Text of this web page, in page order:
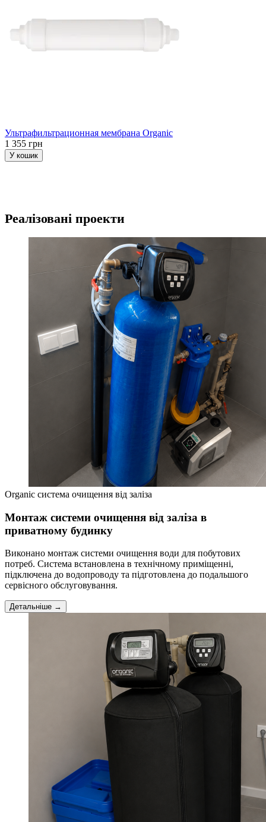
Ультрафильтрационная мембрана Organic
1 355 грн
У кошик
Реалізовані проекти
Organic система очищення від заліза
Монтаж системи очищення від заліза в
приватному будинку
Виконано монтаж системи очищення води для побутових
потреб. Система встановлена в технічному приміщенні,
підключена до водопроводу та підготовлена до подальшого
сервісного обслуговування.
Детальніше →